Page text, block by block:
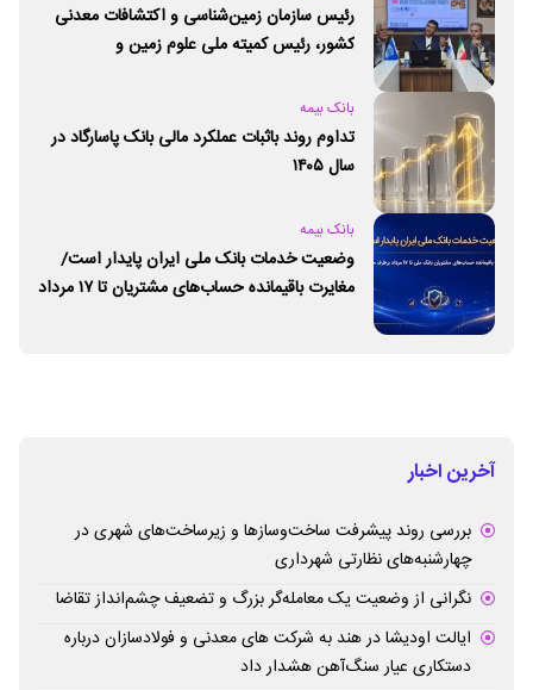
رئیس سازمان زمین‌شناسی و اکتشافات معدنی
کشور،‌ رئیس کمیته ملی علوم زمین و
بانک بیمه
تداوم روند باثبات عملکرد مالی بانک پاسارگاد در
سال ۱۴۰۵
بانک بیمه
وضعیت خدمات بانک ملی ایران پایدار است/
مغایرت‌ باقیمانده حساب‌های مشتریان تا ۱۷ مرداد
آخرین اخبار
بررسی روند پیشرفت ساخت‌وسازها و زیرساخت‌های شهری در
چهارشنبه‌های نظارتی شهرداری
نگرانی از وضعیت یک معامله‌گر بزرگ و تضعیف چشم‌انداز تقاضا
ایالت اودیشا در هند به شرکت های معدنی و فولادسازان درباره
دستکاری عیار سنگ‌آهن هشدار داد